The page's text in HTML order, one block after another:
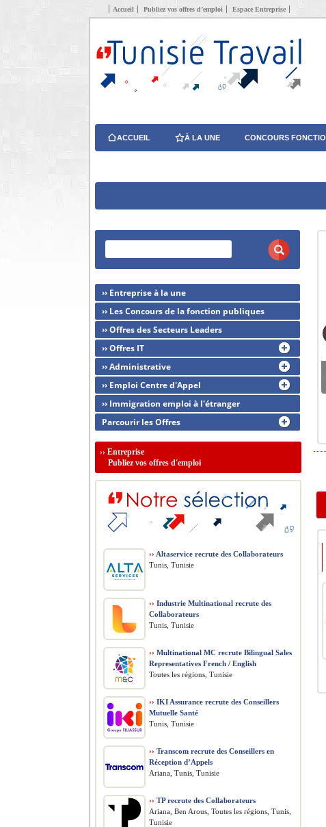
Accueil Publiez vos offres d’emploi Espace Entreprise
ACCUEIL À LA UNE CONCOURS
›› Entreprise à la une
›› Les Concours de la fonction publiques
›› Offres des Secteurs Leaders
›› Offres IT
›› Administrative
›› Emploi Centre d'Appel
›› Immigration emploi à l'étranger
Parcourir les Offres
›› Entreprise
Publiez vos offres d'emploi
›› Altaservice recrute des Collaborateurs
Tunis, Tunisie
›› Industrie Multinational recrute des
Collaborateurs
Tunis, Tunisie
›› Multinational MC recrute Bilingual Sales
Representatives French / English
Toutes les régions, Tunisie
›› IKI Assurance recrute des Conseillers
Mutuelle Santé
Tunis, Tunisie
›› Transcom recrute des Conseillers en
Réception d’Appels
Ariana, Tunis, Tunisie
›› TP recrute des Collaborateurs
Ariana, Ben Arous, Toutes les régions, Tunis,
Tunisie